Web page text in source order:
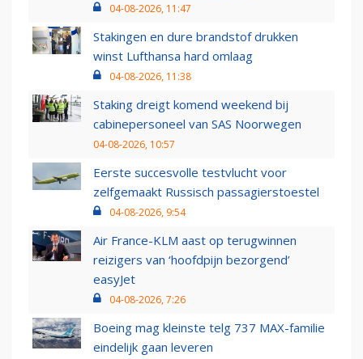
04-08-2026, 11:47
Stakingen en dure brandstof drukken
winst Lufthansa hard omlaag
04-08-2026, 11:38
Staking dreigt komend weekend bij
cabinepersoneel van SAS Noorwegen
04-08-2026, 10:57
Eerste succesvolle testvlucht voor
zelfgemaakt Russisch passagierstoestel
04-08-2026, 9:54
Air France-KLM aast op terugwinnen
reizigers van ‘hoofdpijn bezorgend’
easyJet
04-08-2026, 7:26
Boeing mag kleinste telg 737 MAX-familie
eindelijk gaan leveren